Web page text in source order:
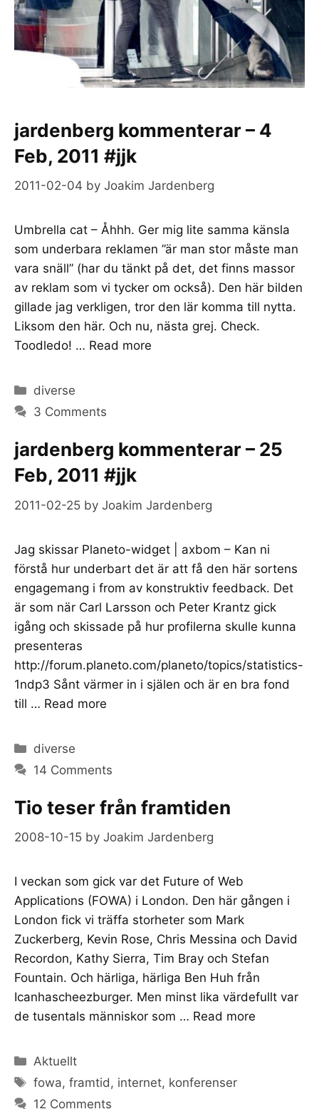
jardenberg kommenterar – 4
Feb, 2011 #jjk
2011-02-04 by Joakim Jardenberg
Umbrella cat – Åhhh. Ger mig lite samma känsla
som underbara reklamen ”är man stor måste man
vara snäll” (har du tänkt på det, det finns massor
av reklam som vi tycker om också). Den här bilden
gillade jag verkligen, tror den lär komma till nytta.
Liksom den här. Och nu, nästa grej. Check.
Toodledo! … Read more
Categories
diverse
3 Comments
jardenberg kommenterar – 25
Feb, 2011 #jjk
2011-02-25 by Joakim Jardenberg
Jag skissar Planeto-widget | axbom – Kan ni
förstå hur underbart det är att få den här sortens
engagemang i from av konstruktiv feedback. Det
är som när Carl Larsson och Peter Krantz gick
igång och skissade på hur profilerna skulle kunna
presenteras
http://forum.planeto.com/planeto/topics/statistics-
1ndp3 Sånt värmer in i själen och är en bra fond
till … Read more
Categories
diverse
14 Comments
Tio teser från framtiden
2008-10-15 by Joakim Jardenberg
I veckan som gick var det Future of Web
Applications (FOWA) i London. Den här gången i
London fick vi träffa storheter som Mark
Zuckerberg, Kevin Rose, Chris Messina och David
Recordon, Kathy Sierra, Tim Bray och Stefan
Fountain. Och härliga, härliga Ben Huh från
Icanhascheezburger. Men minst lika värdefullt var
de tusentals människor som … Read more
Categories
Aktuellt
Tags
fowa,framtid, internet, konferenser
12 Comments